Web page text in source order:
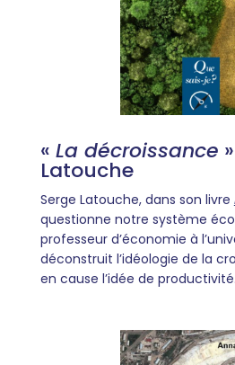
« La décroissance
Latouche
Serge Latouche, dans son livre
questionne notre système
professeur d’économie à
déconstruit l’idéologie de la
en cause l’idée de productivité.